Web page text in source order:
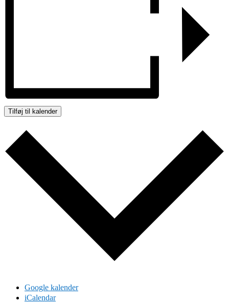
Tilføj til kalender
Google kalender
iCalendar